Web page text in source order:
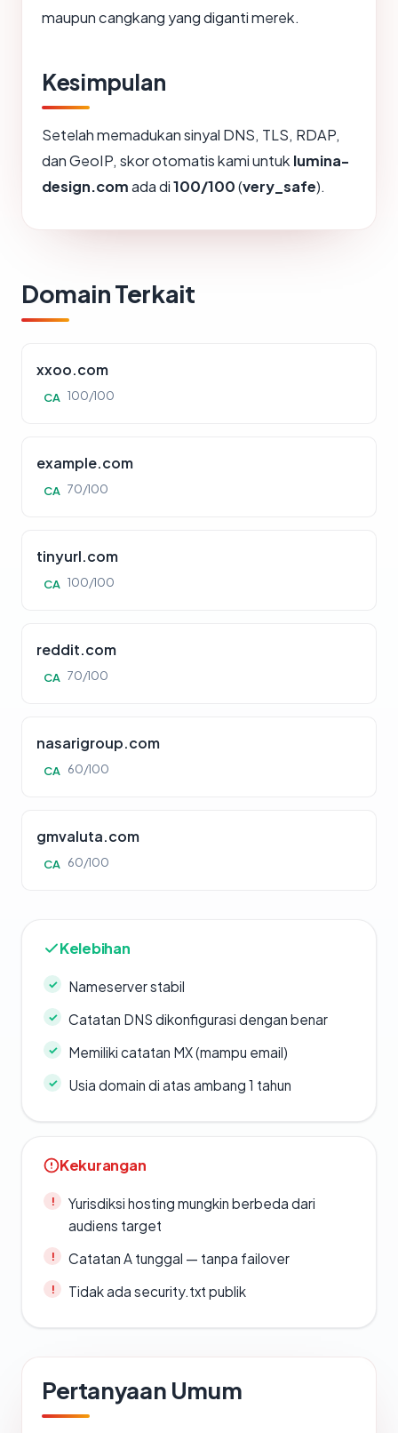
maupun cangkang yang diganti merek.
Kesimpulan
Setelah memadukan sinyal DNS, TLS, RDAP,
dan GeoIP, skor otomatis kami untuk lumina-
design.comada di100/100(very_safe).
Domain Terkait
xxoo.com
CA 100/100
example.com
CA 70/100
tinyurl.com
CA 100/100
reddit.com
CA 70/100
nasarigroup.com
CA 60/100
gmvaluta.com
CA 60/100
Kelebihan
Nameserver stabil
Catatan DNS dikonfigurasi dengan benar
Memiliki catatan MX (mampu email)
Usia domain di atas ambang 1 tahun
Kekurangan
Yurisdiksi hosting mungkin berbeda dari
audiens target
Catatan A tunggal — tanpa failover
Tidak ada security.txt publik
Pertanyaan Umum